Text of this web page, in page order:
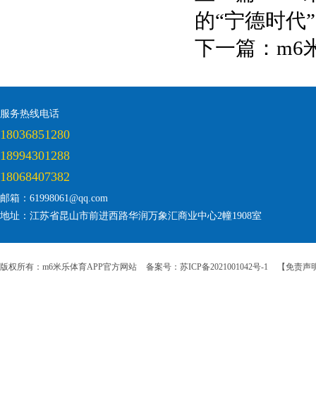
的“宁德时代
下一篇： m6
服务热线电话
18036851280
18994301288
18068407382
邮箱：61998061@qq.com
地址：江苏省昆山市前进西路华润万象汇商业中心2幢1908室
版权所有：m6米乐体育APP官方网站 备案号：苏ICP备2021001042号-1 【免责声